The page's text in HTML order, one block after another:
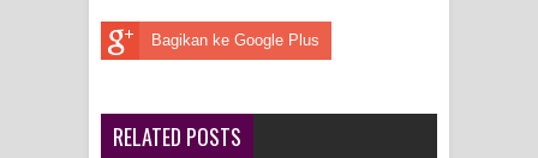
Bagikan ke Google Plus
RELATED POSTS